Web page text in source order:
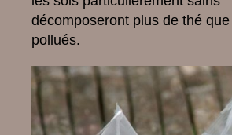
décomposeront plus de thé
pollués.